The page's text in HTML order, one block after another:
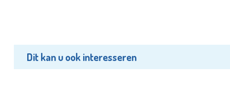
Dit kan u ook interesseren